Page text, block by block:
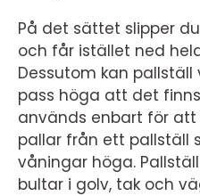
På det sättet slipper
och får istället ned
Dessutom kan
pass höga att det
används enbart för
pallar från ett pallställ
våningar höga.
bultar i golv, tak och